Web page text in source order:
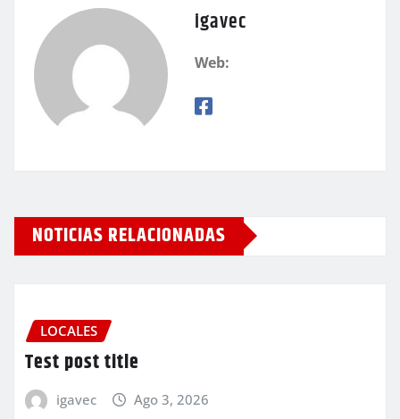
igavec
Web:
NOTICIAS RELACIONADAS
LOCALES
Test post title
igavec Ago 3, 2026